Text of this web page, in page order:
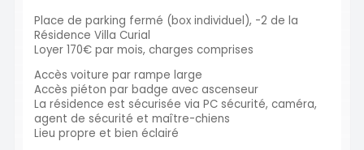
Place de parking fermé (box individuel), -2 de la
Résidence Villa Curial
Loyer 170€ par mois, charges comprises
Accès voiture par rampe large
Accès piéton par badge avec ascenseur
La résidence est sécurisée via PC sécurité, caméra,
agent de sécurité et maître-chiens
Lieu propre et bien éclairé